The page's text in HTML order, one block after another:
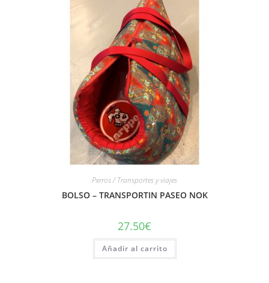
Perros / Transportes y viajes
BOLSO – TRANSPORTIN PASEO NOK
27.50€
Añadir al carrito